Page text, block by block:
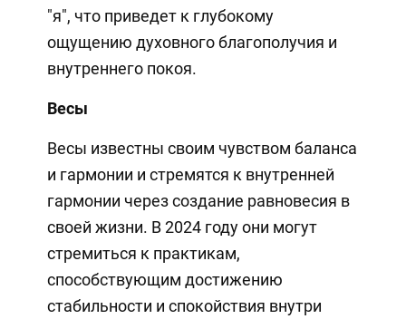
"я", что приведет к глубокому
ощущению духовного благополучия и
внутреннего покоя.
Весы
Весы известны своим чувством баланса
и гармонии и стремятся к внутренней
гармонии через создание равновесия в
своей жизни. В 2024 году они могут
стремиться к практикам,
способствующим достижению
стабильности и спокойствия внутри